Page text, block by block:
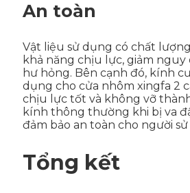
An toàn
Vật liệu sử dụng có chất
khả năng chịu lực, giảm nguy
hư hỏng. Bên cạnh đó, kính
dụng cho cửa nhôm xingfa 2
chịu lực tốt và không vỡ
kính thông thường khi bị va
đảm bảo an toàn cho người
Tổng kết